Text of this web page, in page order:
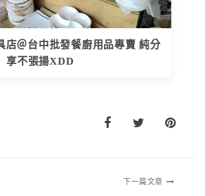
店＠台中批發餐廚用品專賣 純分
享不張揚XDD
下一篇文章